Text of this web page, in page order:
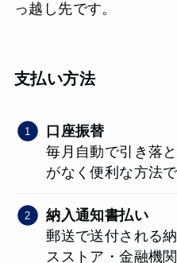
っ越し先です。
支払い方法
口座振替
毎月自動で引き落
がなく便利な方法で
納入通知書払い
郵送で送付される
スストア・金融機